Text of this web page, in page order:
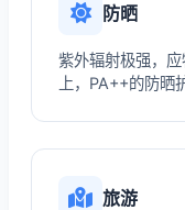
防晒
紫外辐射极强，
上，PA++的防晒
旅游